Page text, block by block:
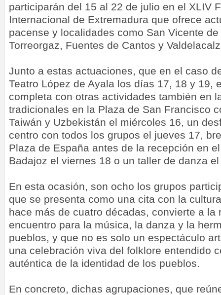
participarán del 15 al 22 de julio en el XLIV
Internacional de Extremadura que ofrece
pacense y localidades como San Vicente
Torreorgaz, Fuentes de Cantos y
Junto a estas actuaciones, que en el caso
Teatro López de Ayala los días 17, 18 y 19,
completa con otras actividades también en
tradicionales en la Plaza de San Francisco
Taiwán y Uzbekistán el miércoles 16, un
centro con todos los grupos el jueves 17,
Plaza de España antes de la recepción en
Badajoz el viernes 18 o un taller de danza
En esta ocasión, son ocho los grupos
que se presenta como una cita con la
hace más de cuatro décadas, convierte a la
encuentro para la música, la danza y la
pueblos, y que no es solo un espectáculo
una celebración viva del folklore entendido
auténtica de la identidad de los pueblos.
En concreto, dichas agrupaciones, que